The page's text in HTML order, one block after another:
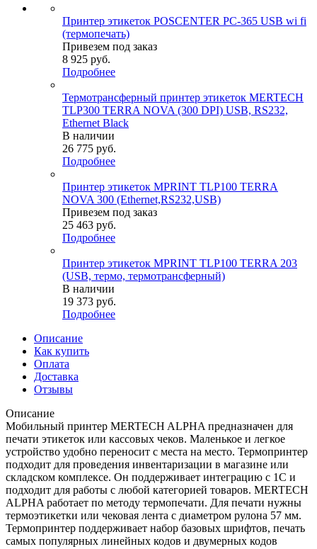
Принтер этикеток POSCENTER PC-365 USB wi fi
(термопечать)
Привезем под заказ
8 925 руб.
Подробнее
Термотрансферный принтер этикеток MERTECH
TLP300 TERRA NOVA (300 DPI) USB, RS232,
Ethernet Black
В наличии
26 775 руб.
Подробнее
Принтер этикеток MPRINT TLP100 TERRA
NOVA 300 (Ethernet,RS232,USB)
Привезем под заказ
25 463 руб.
Подробнее
Принтер этикеток MPRINT TLP100 TERRA 203
(USB, термо, термотрансферный)
В наличии
19 373 руб.
Подробнее
Описание
Как купить
Оплата
Доставка
Отзывы
Описание
Мобильный принтер MERTECH ALPHA предназначен для
печати этикеток или кассовых чеков. Маленькое и легкое
устройство удобно переносит с места на место. Термопринтер
подходит для проведения инвентаризации в магазине или
складском комплексе. Он поддерживает интеграцию с 1С и
подходит для работы с любой категорией товаров. MERTECH
ALPHA работает по методу термопечати. Для печати нужны
термоэтикетки или чековая лента с диаметром рулона 57 мм.
Термопринтер поддерживает набор базовых шрифтов, печать
самых популярных линейных кодов и двумерных кодов